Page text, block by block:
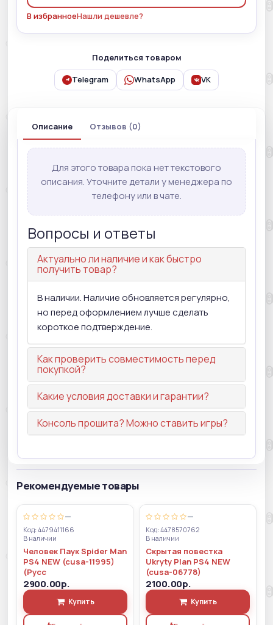
В избранноеНашли дешевле?
Поделиться товаром
Telegram WhatsApp VK
Описание Отзывов (0)
Для этого товара пока нет текстового
описания. Уточните детали у менеджера по
телефону или в чате.
Вопросы и ответы
Актуально ли наличие и как быстро
получить товар?
В наличии. Наличие обновляется регулярно,
но перед оформлением лучше сделать
короткое подтверждение.
Как проверить совместимость перед
покупкой?
Какие условия доставки и гарантии?
Консоль прошита? Можно ставить игры?
Рекомендуемые товары
—
Код: 4479411166
В наличии
Человек Паук Spider Man
PS4 NEW (cusa-11995)
(Русс
2900.00р.
Купить
—
Код: 4478570762
В наличии
Скрытая повестка
Ukryty Plan PS4 NEW
(cusa-06778)
2100.00р.
Купить